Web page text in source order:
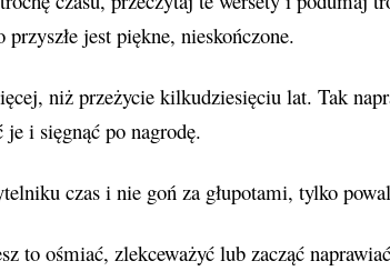
jest piękne, nieskończone.
niż przeżycie kilkudziesięciu lat. Tak
i sięgnąć po nagrodę.
czas i nie goń za głupotami, tylko
to ośmiać, zlekceważyć lub zacząć